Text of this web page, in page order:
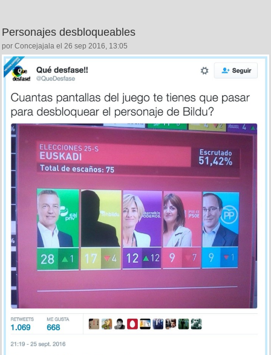
Personajes desbloqueables
por Concejajala el 26 sep 2016, 13:05